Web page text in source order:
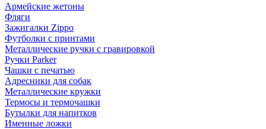
Армейские жетоны
Фляги
Зажигалки Zippo
Футболки с принтами
Металлические ручки с гравировкой
Ручки Parker
Чашки с печатью
Адресники для собак
Металлические кружки
Термосы и термочашки
Бутылки для напитков
Именные ложки